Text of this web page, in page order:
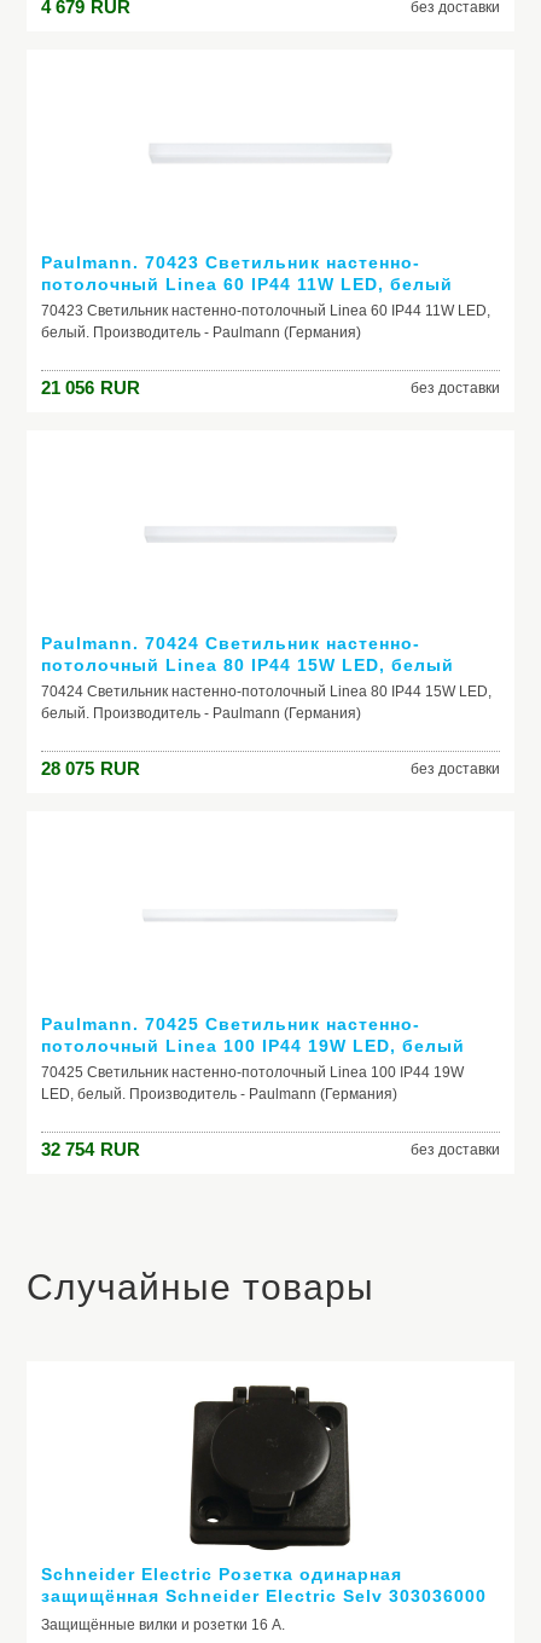
4 679 RUR без доставки
Paulmann. 70423 Светильник настенно-
потолочный Linea 60 IP44 11W LED, белый
70423 Светильник настенно-потолочный Linea 60 IP44 11W LED,
белый. Производитель - Paulmann (Германия)
21 056 RUR без доставки
Paulmann. 70424 Светильник настенно-
потолочный Linea 80 IP44 15W LED, белый
70424 Светильник настенно-потолочный Linea 80 IP44 15W LED,
белый. Производитель - Paulmann (Германия)
28 075 RUR без доставки
Paulmann. 70425 Светильник настенно-
потолочный Linea 100 IP44 19W LED, белый
70425 Светильник настенно-потолочный Linea 100 IP44 19W
LED, белый. Производитель - Paulmann (Германия)
32 754 RUR без доставки
Случайные товары
Schneider Electric Розетка одинарная
защищённая Schneider Electric Selv 303036000
1-24/IP34 24 В 16 А
Защищённые вилки и розетки 16 А.